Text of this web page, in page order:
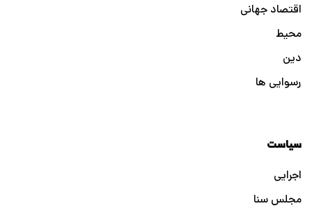
اقتصاد جهانی
محیط
دین
رسوایی ها
سیاست
اجرایی
مجلس سنا